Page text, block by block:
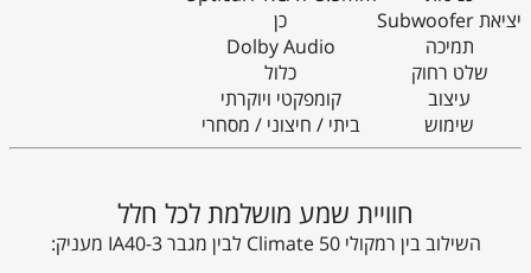
יציאת Subwoofer
כן
תמיכה
Dolby Audio
שלט רחוק
כלול
עיצוב
קומפקטי ויוקרתי
שימוש
ביתי / חיצוני / מסחרי
חוויית שמע מושלמת לכל חלל
השילוב בין רמקולי Climate 50 לבין מגבר IA40-3 מעניק: